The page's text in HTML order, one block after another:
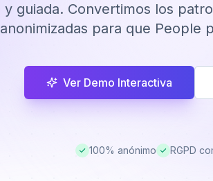
y guiada. Convertimos los
anonimizadas para que People
Ver Demo Interactiva
100% anónimo RGPD